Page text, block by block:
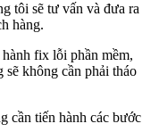
tôi sẽ tư vấn và đưa ra
hàng.
fix lỗi phần mềm,
không cần phải tháo
cần tiến hành các bước